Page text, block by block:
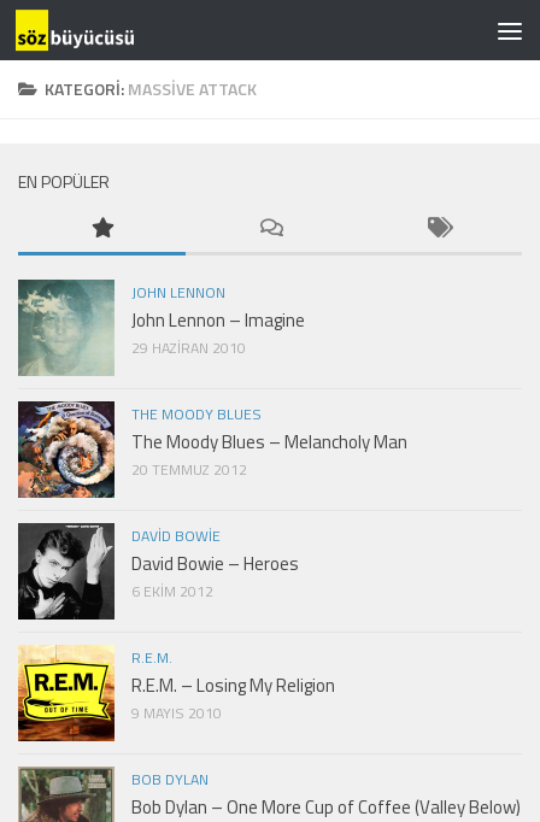
KATEGORI:MASSIVE ATTACK
EN POPÜLER
JOHN LENNON
John Lennon – Imagine
29 HAZIRAN 2010
THE MOODY BLUES
The Moody Blues – Melancholy Man
20 TEMMUZ 2012
DAVID BOWIE
David Bowie – Heroes
6 EKIM 2012
R.E.M.
R.E.M. – Losing My Religion
9 MAYIS 2010
BOB DYLAN
Bob Dylan – One More Cup of Coffee (Valley Below)